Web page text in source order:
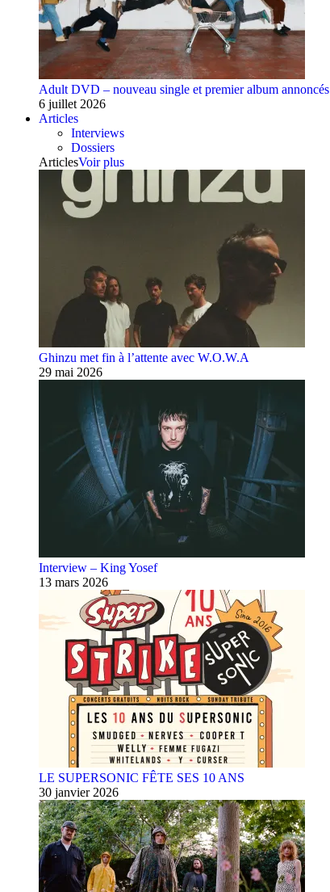
Adult DVD – nouveau single et premier album annoncés
6 juillet 2026
Articles
Interviews
Dossiers
ArticlesVoir plus
Ghinzu met fin à l’attente avec W.O.W.A
29 mai 2026
Interview – King Yosef
13 mars 2026
LE SUPERSONIC FÊTE SES 10 ANS
30 janvier 2026